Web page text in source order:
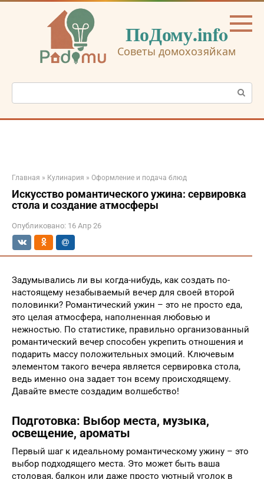
Перейти
ПоДому.info
Советы домохозяйкам
Поиск:
Главная » Кулинария » Оформление и подача блюд
Искусство романтического ужина: сервировка
стола и создание атмосферы
Опубликовано: 16 Апр 26
Задумывались ли вы когда-нибудь, как создать по-
настоящему незабываемый вечер для своей второй
половинки? Романтический ужин – это не просто еда,
это целая атмосфера, наполненная любовью и
нежностью. По статистике, правильно организованный
романтический вечер способен укрепить отношения и
подарить массу положительных эмоций. Ключевым
элементом такого вечера является сервировка стола,
ведь именно она задает тон всему происходящему.
Давайте вместе создадим волшебство!
Подготовка: Выбор места, музыка,
освещение, ароматы
Первый шаг к идеальному романтическому ужину – это
выбор подходящего места. Это может быть ваша
столовая, балкон или даже просто уютный уголок в